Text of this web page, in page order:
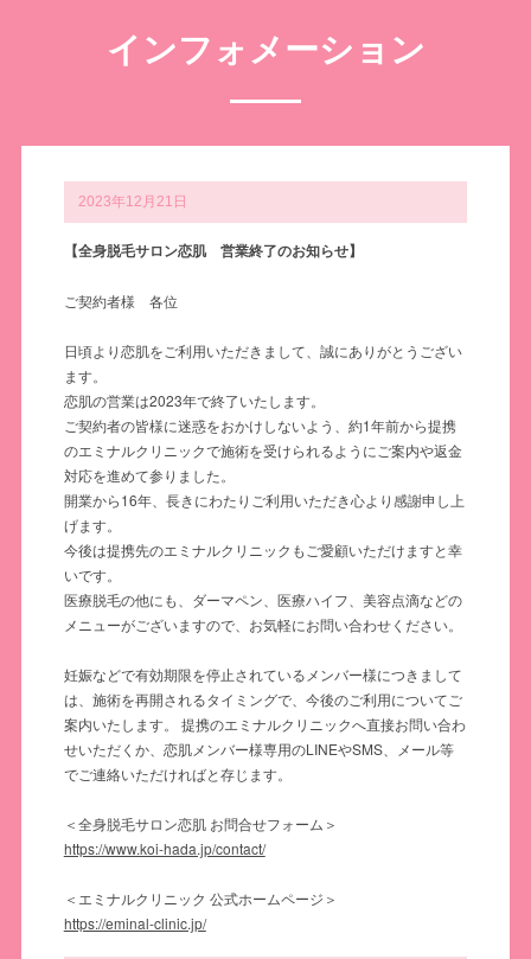
インフォメーション
2023年12月21日
【全身脱毛サロン恋肌 営業終了のお知らせ】
ご契約者様 各位
日頃より恋肌をご利用いただきまして、誠にありがとうござい
ます。
恋肌の営業は2023年で終了いたします。
ご契約者の皆様に迷惑をおかけしないよう、約1年前から提携
のエミナルクリニックで施術を受けられるようにご案内や返金
対応を進めて参りました。
開業から16年、長きにわたりご利用いただき心より感謝申し上
げます。
今後は提携先のエミナルクリニックもご愛顧いただけますと幸
いです。
医療脱毛の他にも、ダーマペン、医療ハイフ、美容点滴などの
メニューがございますので、お気軽にお問い合わせください。
妊娠などで有効期限を停止されているメンバー様につきまして
は、施術を再開されるタイミングで、今後のご利用についてご
案内いたします。 提携のエミナルクリニックへ直接お問い合わ
せいただくか、恋肌メンバー様専用のLINEやSMS、メール等
でご連絡いただければと存じます。
＜全身脱毛サロン恋肌 お問合せフォーム＞
https://www.koi-hada.jp/contact/
＜エミナルクリニック 公式ホームページ＞
https://eminal-clinic.jp/